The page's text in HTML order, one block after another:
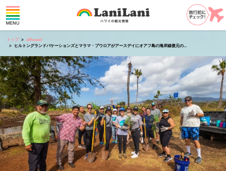
トップ
allhawaii
ヒルトングランドバケーションズとマラマ・プウロアがアースデイにオアフ島の海岸線復元の...